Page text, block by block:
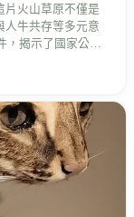
片火山草原不僅是
人牛共存等多元意
，揭示了國家公園
然共存的永恆叩